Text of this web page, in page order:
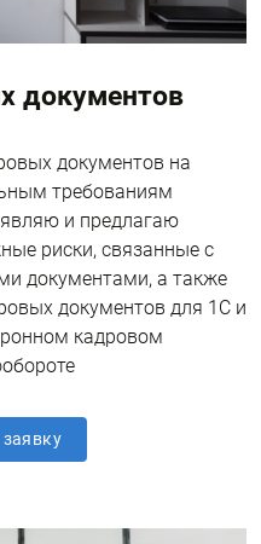
документов
документов на
требованиям
и предлагаю
риски, связанные с
документами, а также
документов для 1С и
кадровом